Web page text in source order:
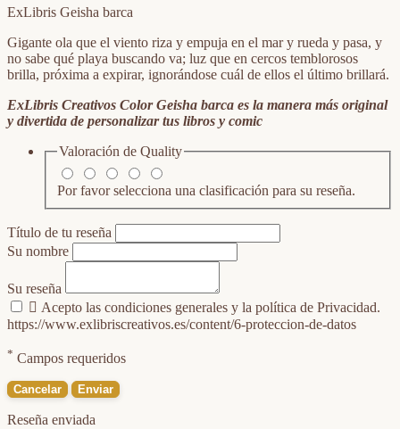
ExLibris Geisha barca
Gigante ola que el viento riza y empuja en el mar y rueda y pasa, y
no sabe qué playa buscando va; luz que en cercos temblorosos
brilla, próxima a expirar, ignorándose cuál de ellos el último brillará.
ExLibris Creativos Color Geisha barca es la manera más original
y divertida de personalizar tus libros y comic
Valoración de Quality
Por favor selecciona una clasificación para su reseña.
Título de tu reseña
Su nombre
Su reseña
 Acepto las condiciones generales y la política de Privacidad.
https://www.exlibriscreativos.es/content/6-proteccion-de-datos
* Campos requeridos
Cancelar Enviar
Reseña enviada